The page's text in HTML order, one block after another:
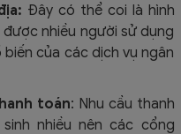
Đây có thể coi là hình
nhiều người sử dụng
của các dịch vụ ngân
toán: Nhu cầu thanh
nhiều nên các cổng